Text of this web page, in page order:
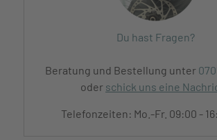
Du hast Fragen?
Beratung und Bestellung unter
oder schick uns eine
Telefonzeiten: Mo.-Fr. 09:00 -